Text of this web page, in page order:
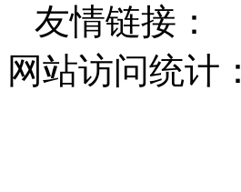
友情链接：
网站访问统计：